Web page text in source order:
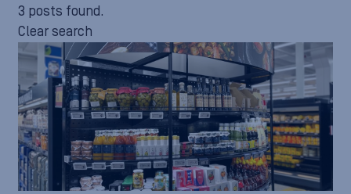
3 posts found.
Clear search